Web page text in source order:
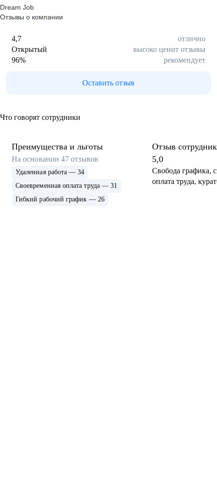
Dream Job
Отзывы о компании
4,7
отлично
Открытый
высоко ценит отзывы
96% рекомендует
Оставить отзыв
Что говорят сотрудники
Преимущества и льготы
На основании47 отзывов
Удаленная работа — 34
Своевременная оплата труда — 31
Гибкий рабочий график — 26
Отзыв
5,0
Свобода графика,
оплата труда,